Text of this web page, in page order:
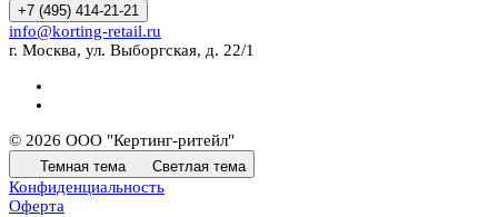
+7 (495) 414-21-21
info@korting-retail.ru
г. Москва, ул. Выборгская, д. 22/1
© 2026 ООО "Кертинг-ритейл"
Темная тема Светлая тема
Конфиденциальность
Оферта